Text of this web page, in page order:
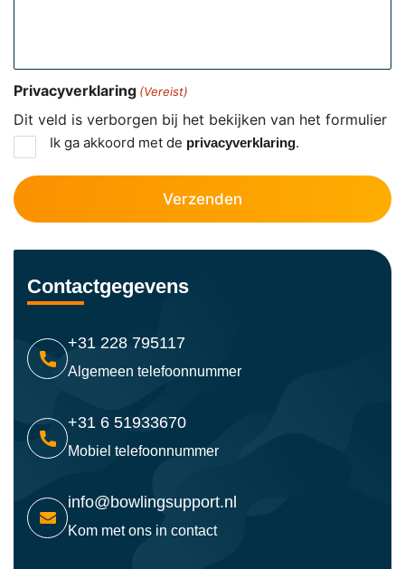
Dit veld is verborgen bij het bekijken van het formulier
Privacyverklaring (Vereist)
Ik ga akkoord met de privacyverklaring.
Contactgegevens
+31 228 795117
Algemeen telefoonnummer
+31 6 51933670
Mobiel telefoonnummer
info@bowlingsupport.nl
Kom met ons in contact